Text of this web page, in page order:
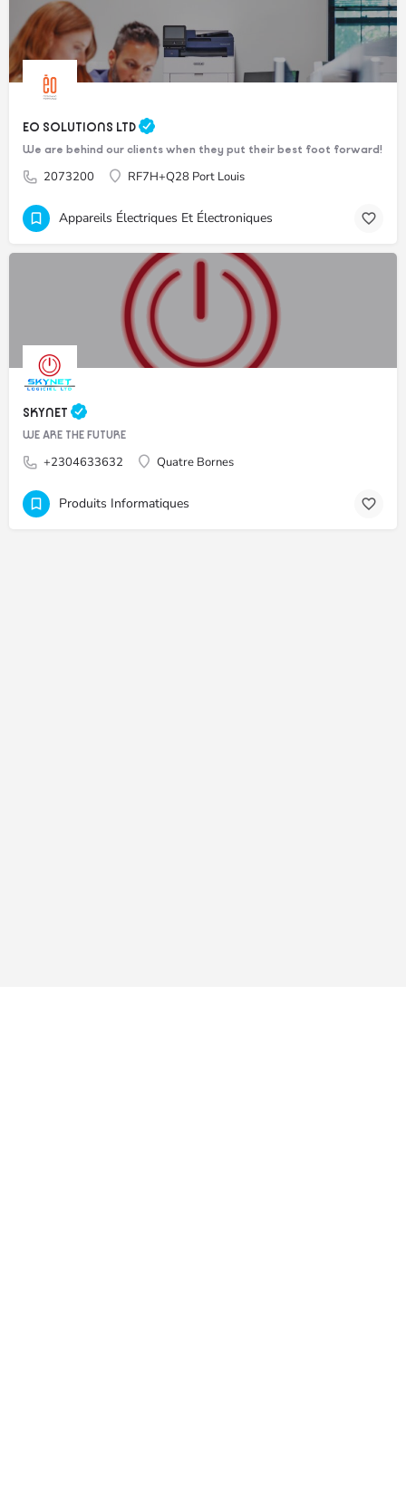
EO SOLUTIONS LTD
We are behind our clients when they put their best foot forward!
2073200 RF7H+Q28 Port Louis
Appareils Électriques Et Électroniques
SKYNET
WE ARE THE FUTURE
+2304633632 Quatre Bornes
Produits Informatiques